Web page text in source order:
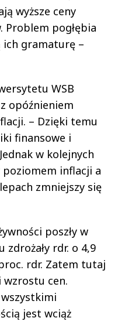
wyższe ceny
pogłębia
ich gramaturę –
WSB
opóźnieniem
– Dzięki temu
finansowe i
w kolejnych
poziomem inflacji a
zmniejszy się
poszły w
zdrożały rdr. o 4,9
rdr. Zatem tutaj
wzrostu cen.
jest wciąż